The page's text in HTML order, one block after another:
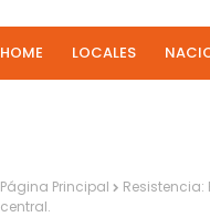
HOME LOCALES
Página Principal
central.